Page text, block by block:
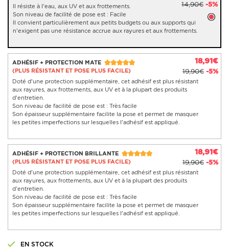
14,90€ -5%
Il résiste à l'eau, aux UV et aux frottements.
Son niveau de facilité de pose est : Facile
Il convient particulièrement aux petits budgets ou aux supports qui
n'exigent pas une résistance accrue aux rayures et aux frottements.
ADHÉSIF + PROTECTION MATE
(PLUS RÉSISTANT ET POSE PLUS FACILE)
18,91€
19,90€ -5%
Doté d'une protection supplémentaire, cet adhésif est plus résistant
aux rayures, aux frottements, aux UV et à la plupart des produits
d'entretien.
Son niveau de facilité de pose est : Très facile
Son épaisseur supplémentaire facilite la pose et permet de masquer
les petites imperfections sur lesquelles l'adhésif est appliqué.
ADHÉSIF + PROTECTION BRILLANTE
(PLUS RÉSISTANT ET POSE PLUS FACILE)
18,91€
19,90€ -5%
Doté d'une protection supplémentaire, cet adhésif est plus résistant
aux rayures, aux frottements, aux UV et à la plupart des produits
d'entretien.
Son niveau de facilité de pose est : Très facile
Son épaisseur supplémentaire facilite la pose et permet de masquer
les petites imperfections sur lesquelles l'adhésif est appliqué.
EN STOCK